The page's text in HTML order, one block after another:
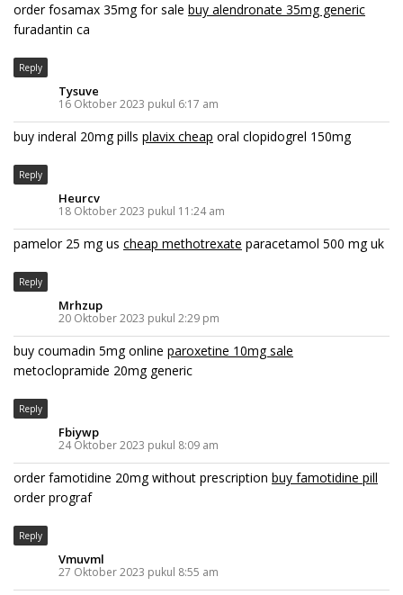
order fosamax 35mg for sale buy alendronate 35mg generic
furadantin ca
Reply
Tysuve
16 Oktober 2023 pukul 6:17 am
buy inderal 20mg pills plavix cheap oral clopidogrel 150mg
Reply
Heurcv
18 Oktober 2023 pukul 11:24 am
pamelor 25 mg us cheap methotrexate paracetamol 500 mg uk
Reply
Mrhzup
20 Oktober 2023 pukul 2:29 pm
buy coumadin 5mg online paroxetine 10mg sale
metoclopramide 20mg generic
Reply
Fbiywp
24 Oktober 2023 pukul 8:09 am
order famotidine 20mg without prescription buy famotidine pill
order prograf
Reply
Vmuvml
27 Oktober 2023 pukul 8:55 am